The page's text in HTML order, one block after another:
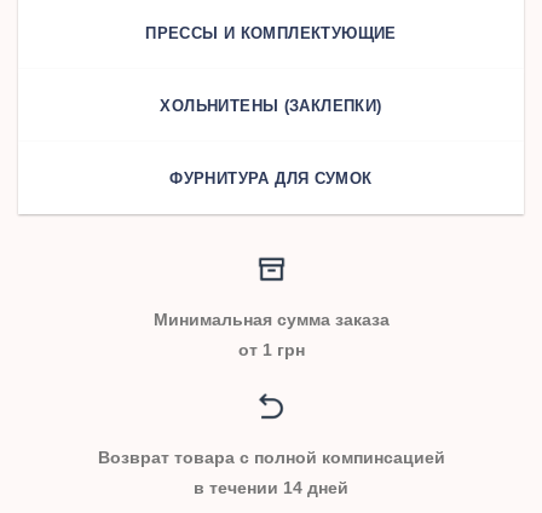
ПРЕССЫ И КОМПЛЕКТУЮЩИЕ
ХОЛЬНИТЕНЫ (ЗАКЛЕПКИ)
ФУРНИТУРА ДЛЯ СУМОК
Минимальная сумма заказа
от 1 грн
Возврат товара с полной компинсацией
в течении 14 дней